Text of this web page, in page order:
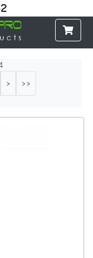
>
>>